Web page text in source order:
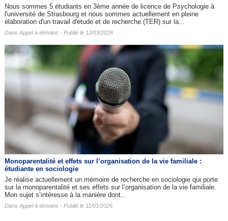
Nous sommes 5 étudiants en 3ème année de licence de Psychologie à
l'université de Strasbourg et nous sommes actuellement en pleine
élaboration d'un travail d'étude et de recherche (TER) sur la...
Dans Appel à témoins - Publié le 12/03/2026
Monoparentalité et effets sur l’organisation de la vie familiale :
étudiante en sociologie
Je réalise actuellement un mémoire de recherche en sociologie qui porte
sur la monoparentalité et ses effets sur l’organisation de la vie familiale.
Mon sujet s’intéresse à la manière dont...
Dans Appel à témoins - Publié le 11/01/2026